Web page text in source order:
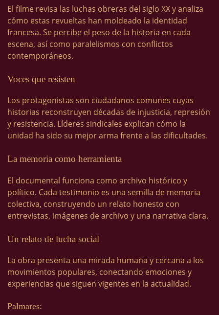
El filme revisa las luchas obreras del siglo XX y analiza
cómo estas revueltas han moldeado la identidad
francesa. Se percibe el peso de la historia en cada
escena, así como paralelismos con conflictos
contemporáneos.
Voces que resisten
Los protagonistas son ciudadanos comunes cuyas
historias reconstruyen décadas de injusticia, represión
y resistencia. Líderes sindicales explican cómo la
unidad ha sido su mejor arma frente a las dificultades.
La memoria como herramienta
El documental funciona como archivo histórico y
político. Cada testimonio es una semilla de memoria
colectiva, construyendo un relato honesto con
entrevistas, imágenes de archivo y una narrativa clara.
Un relato de lucha social
La obra presenta una mirada humana y cercana a los
movimientos populares, conectando emociones y
experiencias que siguen vigentes en la actualidad.
Palmares: